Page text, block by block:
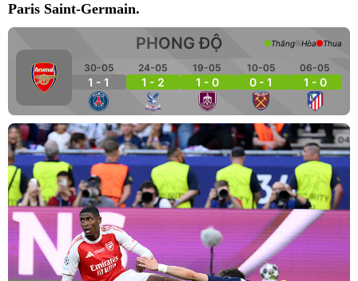
Paris Saint-Germain.
PHONG ĐỘ
30-05
1 - 1
24-05
1 - 2
19-05
1 - 0
10-05
0 - 1
06-05
1 - 0
Thắng Hòa Thua